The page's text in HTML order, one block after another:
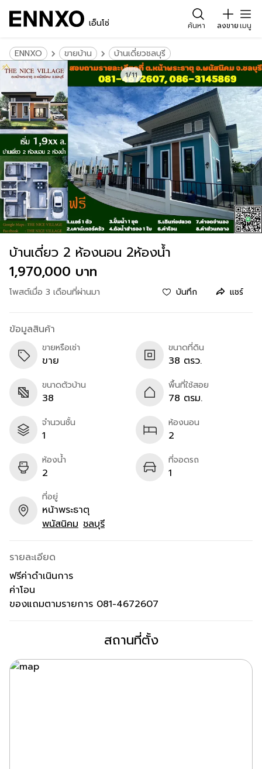
เอ็นโซ่ ค้นหา ลงขายเมนู
ENNXO ขายบ้าน บ้านเดี่ยวชลบุรี
1/11
บ้านเดี่ยว 2 ห้องนอน 2ห้องน้ำ
1,970,000 บาท
โพสต์เมื่อ 3 เดือนที่ผ่านมา บันทึก แชร์
ข้อมูลสินค้า
ขายหรือเช่า
ขาย
ขนาดที่ดิน
38 ตรว.
ขนาดตัวบ้าน
38
พื้นที่ใช้สอย
78 ตรม.
จำนวนชั้น
1
ห้องนอน
2
ห้องน้ำ
2
ที่จอดรถ
1
ที่อยู่
หน้าพระธาตุ
พนัสนิคม ชลบุรี
รายละเอียด
ฟรีค่าดำเนินการ
ค่าโอน
ของแถมตามรายการ 081-4672607
สถานที่ตั้ง